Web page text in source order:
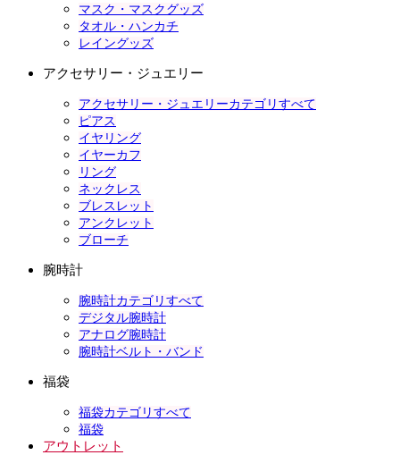
マスク・マスクグッズ
タオル・ハンカチ
レイングッズ
アクセサリー・ジュエリー
アクセサリー・ジュエリーカテゴリすべて
ピアス
イヤリング
イヤーカフ
リング
ネックレス
ブレスレット
アンクレット
ブローチ
腕時計
腕時計カテゴリすべて
デジタル腕時計
アナログ腕時計
腕時計ベルト・バンド
福袋
福袋カテゴリすべて
福袋
アウトレット